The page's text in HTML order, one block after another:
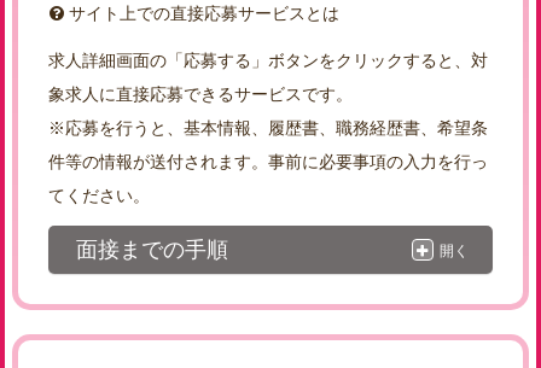
サイト上での直接応募サービスとは
求人詳細画面の「応募する」ボタンをクリックすると、対
象求人に直接応募できるサービスです。
※応募を行うと、基本情報、履歴書、職務経歴書、希望条
件等の情報が送付されます。事前に必要事項の入力を行っ
てください。
面接までの手順 開く